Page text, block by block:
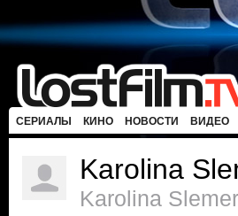
СЕРИАЛЫ КИНО НОВОСТИ ВИДЕО
Karolina
Karolina Slemer